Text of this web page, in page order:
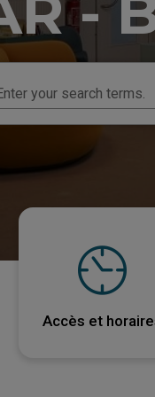
your search terms.
Accès et